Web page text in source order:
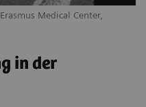
Medical Center,
in der